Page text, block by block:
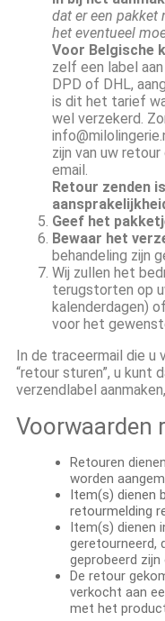
dat er een pakket
het eventueel
Voor Belgische
zelf een label
DPD of DHL,
is dit het tarief
wel verzekerd.
zijn van uw
email.
Retour zenden
Geef het
Bewaar het
behandeling zijn
Wij zullen het
terugstorten op
kalenderdagen)
voor het
In de traceermail die u
“retour sturen”, u kunt
verzendlabel
Voorwaarden
Retouren
worden
Item(s) dienen
retourmelding
Item(s) dienen
geretourneerd,
geprobeerd
De retour
verkocht aan
met het